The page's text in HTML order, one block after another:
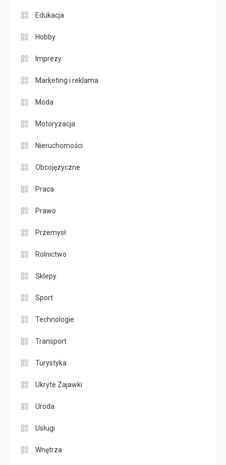
Edukacja
Hobby
Imprezy
Marketing i reklama
Moda
Motoryzacja
Nieruchomości
Obcojęzyczne
Praca
Prawo
Przemysł
Rolnictwo
Sklepy
Sport
Technologie
Transport
Turystyka
Ukryte Zajawki
Uroda
Usługi
Wnętrza